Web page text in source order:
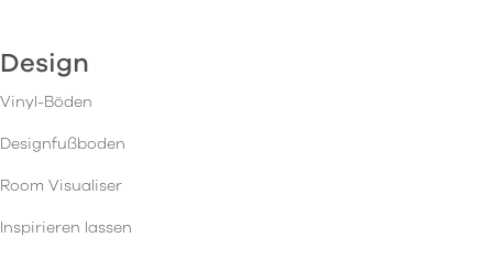
Design
Vinyl-Böden
Designfußboden
Room Visualiser
Inspirieren lassen